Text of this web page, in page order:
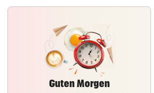
Guten Morgen